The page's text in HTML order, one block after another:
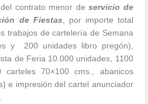
contrato menor deservicio de
de Fiestas , por importe total
trabajos de cartelería de Semana
y 200 unidades libro pregón),
de Feria 10.000 unidades, 1100
70×100 cms., abanicos
e impresión del cartel anunciador